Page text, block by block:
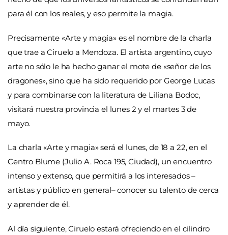
para él con los reales, y eso permite la magia.
Precisamente «Arte y magia» es el nombre de la charla
que trae a Ciruelo a Mendoza. El artista argentino, cuyo
arte no sólo le ha hecho ganar el mote de «señor de los
dragones», sino que ha sido requerido por George Lucas
y para combinarse con la literatura de Liliana Bodoc,
visitará nuestra provincia el lunes 2 y el martes 3 de
mayo.
La charla «Arte y magia» será el lunes, de 18 a 22, en el
Centro Blume (Julio A. Roca 195, Ciudad), un encuentro
intenso y extenso, que permitirá a los interesados –
artistas y público en general– conocer su talento de cerca
y aprender de él.
Al día siguiente, Ciruelo estará ofreciendo en el cilindro